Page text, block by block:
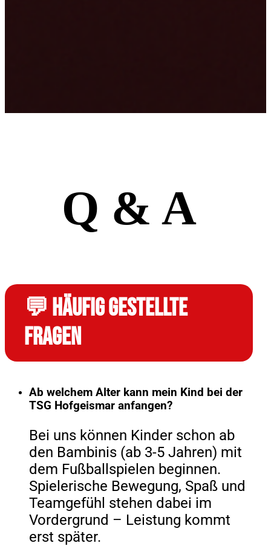
Q & A
💬 Häufig gestellte
Fragen
Ab welchem Alter kann mein Kind bei der
TSG Hofgeismar anfangen?
Bei uns können Kinder schon ab
den Bambinis (ab 3-5 Jahren) mit
dem Fußballspielen beginnen.
Spielerische Bewegung, Spaß und
Teamgefühl stehen dabei im
Vordergrund – Leistung kommt
erst später.